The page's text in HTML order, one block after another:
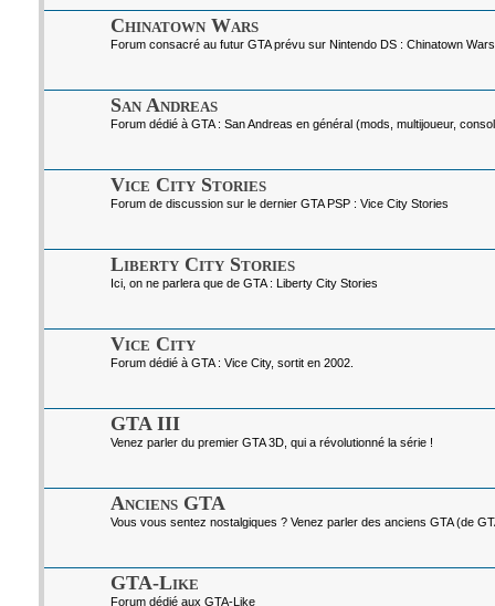
Chinatown Wars
Forum consacré au futur GTA prévu sur Nintendo DS : Chinatown Wars
San Andreas
Forum dédié à GTA : San Andreas en général (mods, multijoueur,
Vice City Stories
Forum de discussion sur le dernier GTA PSP : Vice City Stories
Liberty City Stories
Ici, on ne parlera que de GTA : Liberty City Stories
Vice City
Forum dédié à GTA : Vice City, sortit en 2002.
GTA III
Venez parler du premier GTA 3D, qui a révolutionné la série !
Anciens GTA
Vous vous sentez nostalgiques ? Venez parler des anciens GTA (de
GTA-Like
Forum dédié aux GTA-Like